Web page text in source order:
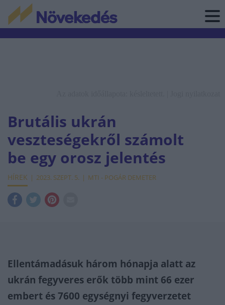
Brutális ukrán
veszteségekről számolt
be egy orosz jelentés
HÍREK 2023. SZEPT. 5. MTI - POGÁR DEMETER
Ellentámadásuk három hónapja alatt az
ukrán fegyveres erők több mint 66 ezer
embert és 7600 egységnyi fegyverzetet